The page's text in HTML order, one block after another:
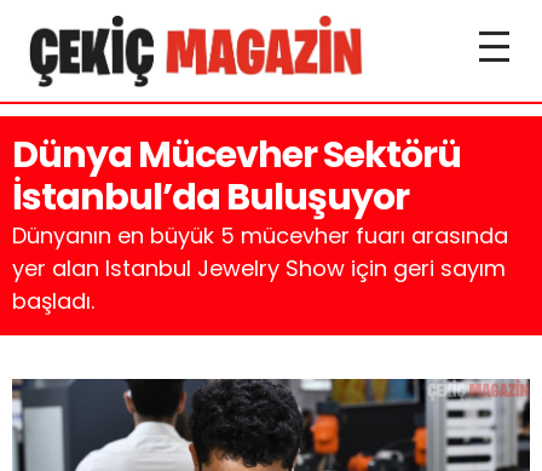
Dünya Mücevher Sektörü
İstanbul’da Buluşuyor
Dünyanın en büyük 5 mücevher fuarı arasında
yer alan Istanbul Jewelry Show için geri sayım
başladı.